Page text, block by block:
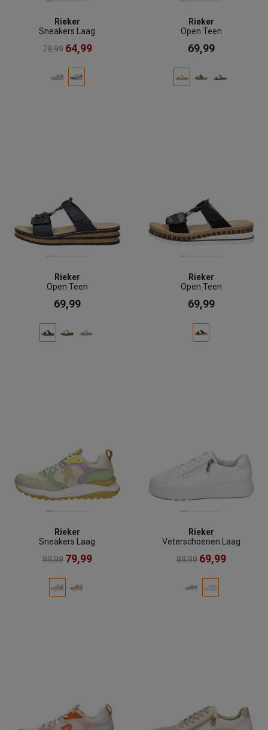
Rieker
Sneakers Laag
79,99 64,99
Rieker
Open Teen
69,99
Rieker
Open Teen
69,99
Rieker
Open Teen
69,99
Rieker
Sneakers Laag
99,99 79,99
Rieker
Veterschoenen Laag
89,99 69,99